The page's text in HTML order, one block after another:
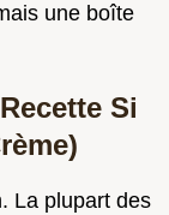
une boîte
Si
La plupart des